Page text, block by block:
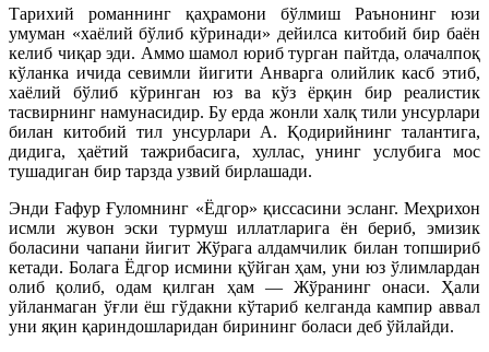
Тарихий романнинг қаҳрамони бўлмиш Раънонинг юзи
умуман «хаёлий бўлиб кўринади» дейилса китобий бир баён
келиб чиқар эди. Аммо шамол юриб турган пайтда, олачалпоқ
кўланка ичида севимли йигити Анварга олийлик касб этиб,
хаёлий бўлиб кўринган юз ва кўз ёрқин бир реалистик
тасвирнинг намунасидир. Бу ерда жонли халқ тили унсурлари
билан китобий тил унсурлари А. Қодирийнинг талантига,
дидига, ҳаётий тажрибасига, хуллас, унинг услубига моc
тушадиган бир тарзда узвий бирлашади.
Энди Ғафур Ғуломнинг «Ёдгор» қиссасини эсланг. Меҳрихон
исмли жувон эски турмуш иллатларига ён бериб, эмизик
боласини чапани йигит Жўрага алдамчилик билан топшириб
кетади. Болага Ёдгор исмини қўйган ҳам, уни юз ўлимлардан
олиб қолиб, одам қилган ҳам — Жўранинг онаси. Ҳали
уйланмаган ўғли ёш гўдакни кўтариб келганда кампир аввал
уни яқин қариндошларидан бирининг боласи деб ўйлайди.